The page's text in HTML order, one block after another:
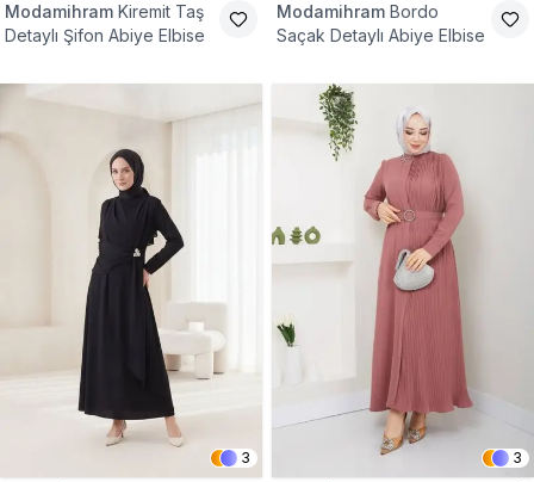
Modamihram Kiremit Taş
Detaylı Şifon Abiye Elbise
Modamihram Bordo
Saçak Detaylı Abiye Elbise
3 3